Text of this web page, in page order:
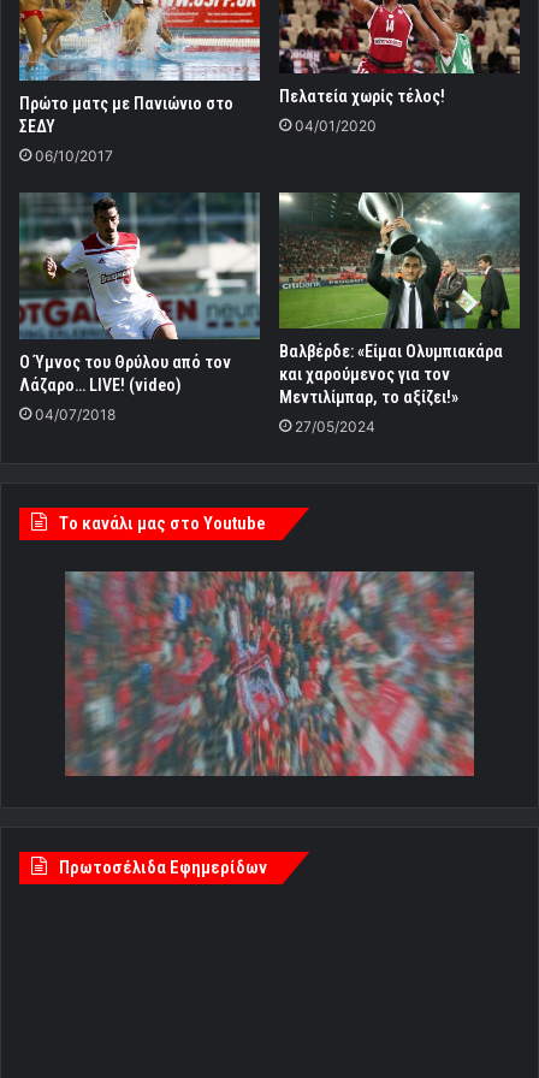
Πρώτο ματς με Πανιώνιο στο
ΣΕΔΥ
06/10/2017
Πελατεία χωρίς τέλος!
04/01/2020
Ο Ύμνος του Θρύλου από τον
Λάζαρο… LIVE! (video)
04/07/2018
Βαλβέρδε: «Είμαι Ολυμπιακάρα
και χαρούμενος για τον
Μεντιλίμπαρ, το αξίζει!»
27/05/2024
Tο κανάλι μας στο Youtube
Πρωτοσέλιδα Εφημερίδων